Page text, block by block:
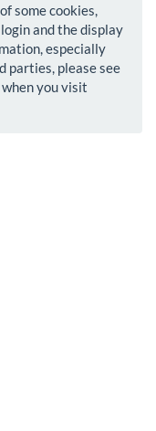
some cookies,
and the display
especially
parties, please see
you visit